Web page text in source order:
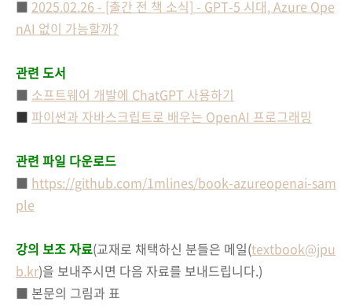
■ 2025.02.26 - [출간 전 책 소식] - GPT-5 시대, Azure Ope
nAI 없이 가능할까?
관련 도서
■ 소프트웨어 개발에 ChatGPT 사용하기
■ 파이썬과 자바스크립트로 배우는 OpenAI 프로그래밍
관련 파일 다운로드
■ https://github.com/1mlines/book-azureopenai-sam
ple
강의 보조 자료(교재로 채택하신 분들은 메일(textbook@jpu
b.kr)을 보내주시면 다음 자료를 보내드립니다.)
■ 본문의 그림과 표